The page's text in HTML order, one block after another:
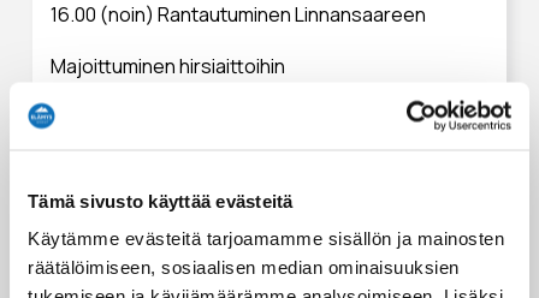
Tämä sivusto käyttää evästeitä
Käytämme evästeitä tarjoamamme sisällön ja mainosten
räätälöimiseen, sosiaalisen median ominaisuuksien
16.00 (noin) Rantautuminen Linnansaareen
Majoittuminen hirsiaittoihin
Rantasauna lämpiää ja opas valmistaa illallisen
Matkaohjelma